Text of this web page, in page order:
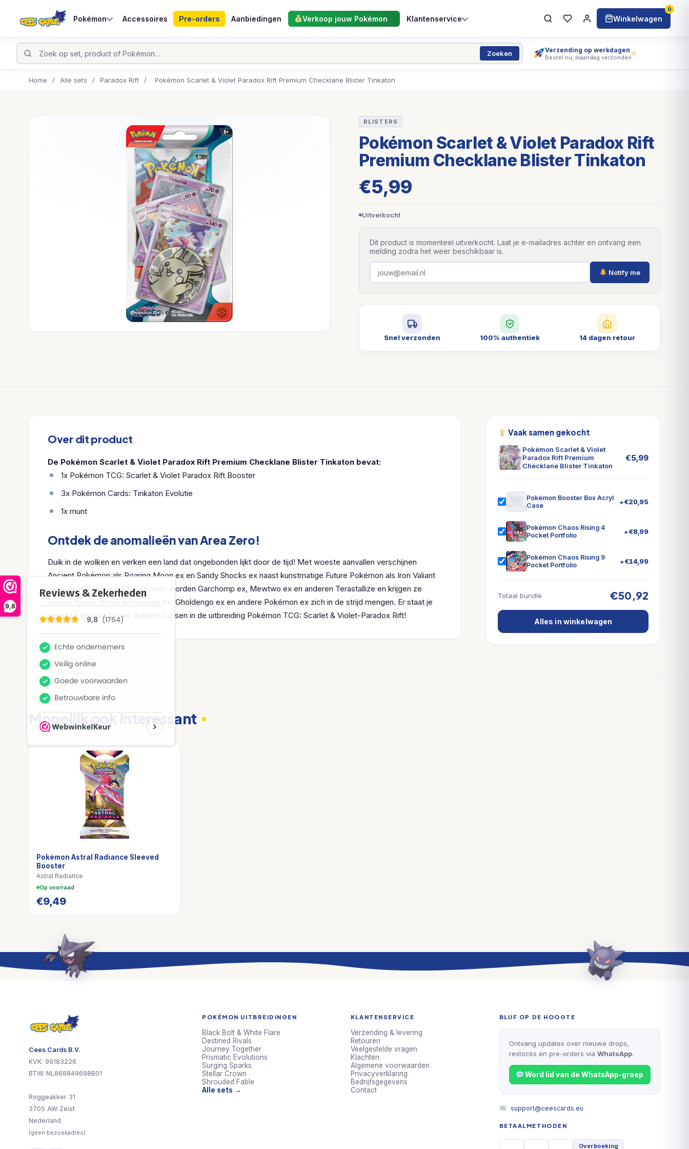
9,8
Pokémon Accessoires Pre-orders Aanbiedingen Verkoop jouw Pokémon Klantenservice Winkelwagen
0
Zoeken Verzending op werkdagen
Bestel nu, maandag verzonden
Home / Alle sets / Paradox Rift / Pokémon Scarlet & Violet Paradox Rift Premium Checklane Blister Tinkaton
BLISTERS
Pokémon Scarlet & Violet Paradox Rift
Premium Checklane Blister Tinkaton
€5,99
Uitverkocht
Dit product is momenteel uitverkocht. Laat je e-mailadres achter en ontvang een
melding zodra het weer beschikbaar is.
Notify me
Snel verzonden 100% authentiek 14 dagen retour
Over dit product
De Pokémon Scarlet & Violet Paradox Rift Premium Checklane Blister Tinkaton bevat:
1x Pokémon TCG: Scarlet & Violet Paradox Rift Booster
3x Pokémon Cards: Tinkaton Evolutie
1x munt
Ontdek de anomalieën van Area Zero!
Duik in de wolken en verken een land dat ongebonden lijkt door de tijd! Met woeste aanvallen verschijnen
Ancient Pokémon als Roaring Moon ex en Sandy Shocks ex naast kunstmatige Future Pokémon als Iron Valiant
ex en Iron Hands ex. Ondertussen worden Garchomp ex, Mewtwo ex en anderen Terastallize en krijgen ze
nieuwe types, terwijl Armarouge ex, Gholdengo ex en andere Pokémon ex zich in de strijd mengen. Er staat je
avontuur te wachten als tijdlijnen botsen in de uitbreiding Pokémon TCG: Scarlet & Violet-Paradox Rift!
Vaak samen gekocht
Pokémon Scarlet & Violet
Paradox Rift Premium
Checklane Blister Tinkaton
€5,99
Pokémon Booster Box Acryl
Case
+€20,95
Pokémon Chaos Rising 4
Pocket Portfolio
+€8,99
Pokémon Chaos Rising 9
Pocket Portfolio
+€14,99
Totaal bundle €50,92
Alles in winkelwagen
Mogelijk ook interessant
Pokémon Astral Radiance Sleeved
Booster
Astral Radiance
Op voorraad
€9,49
Cees Cards B.V.
KVK: 99183226
BTW: NL868849698B01
Roggeakker 31
3705 AW Zeist
Nederland
(geen bezoekadres)
POKÉMON UITBREIDINGEN
Black Bolt & White Flare
Destined Rivals
Journey Together
Prismatic Evolutions
Surging Sparks
Stellar Crown
Shrouded Fable
Alle sets →
KLANTENSERVICE
Verzending & levering
Retouren
Veelgestelde vragen
Klachten
Algemene voorwaarden
Privacyverklaring
Bedrijfsgegevens
Contact
BLIJF OP DE HOOGTE
Ontvang updates over nieuwe drops,
restocks en pre-orders via WhatsApp.
Word lid van de WhatsApp-groep
support@ceescards.eu
BETAALMETHODEN
Overboeking